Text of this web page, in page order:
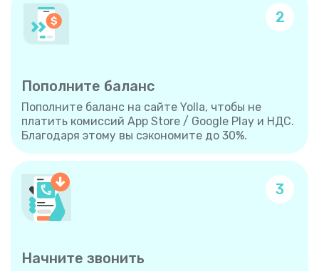
2
Пополните баланс
Пополните баланс на сайте Yolla, чтобы не
платить комиссий App Store / Google Play и НДС.
Благодаря этому вы сэкономите до 30%.
3
Начните звонить